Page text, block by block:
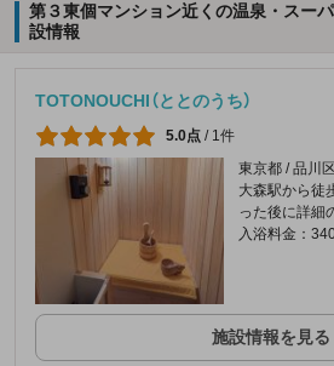
第３東個マンション近くの温泉・スー
設情報
TOTONOUCHI（ととのうち）
5.0点 / 1件
東京都 / 品川
大森駅から徒
った後に詳細
入浴料金：
施設情報を見る